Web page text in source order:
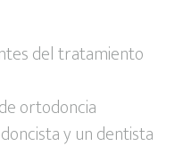
del tratamiento
ortodoncia
y un dentista